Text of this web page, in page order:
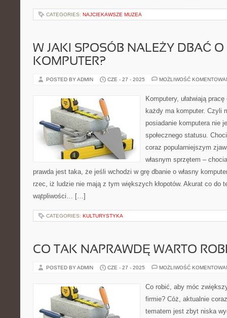
CATEGORIES: NAJCIEKAWSZE MUZEA
W JAKI SPOSÓB NALEŻY DBAĆ O
KOMPUTER?
POSTED BY ADMIN CZE - 27 - 2025 MOŻLIWOŚĆ
Komputery, ułatwiają
każdy ma komputer. Czyli
posiadanie komputera nie
społecznego statusu.
coraz popularniejszym
własnym sprzętem –
prawda jest taka, że jeśli wchodzi w grę dbanie o własny
rzec, iż ludzie nie mają z tym większych kłopotów. Akurat co do
wątpliwości… […]
CATEGORIES: KULTURYSTYKA
CO TAK NAPRAWDĘ WARTO
POSTED BY ADMIN CZE - 27 - 2025 MOŻLIWOŚĆ
Co robić, aby móc
firmie? Cóż, aktualnie
tematem jest zbyt niska